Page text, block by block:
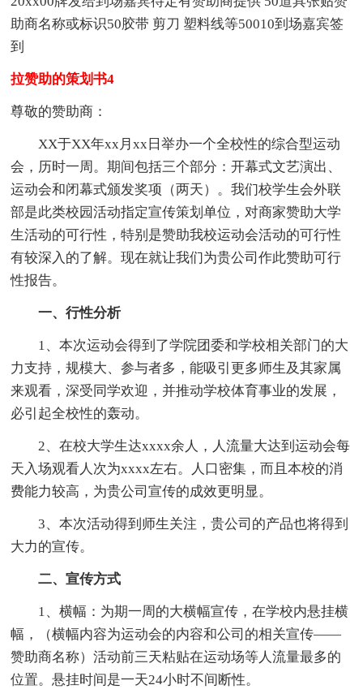
助商名称或标识50胶带 剪刀 塑料线等50010到场嘉宾签
到
拉赞助的策划书4
尊敬的赞助商：
XX于XX年xx月xx日举办一个全校性的综合型运动
会，历时一周。期间包括三个部分：开幕式文艺演出、
运动会和闭幕式颁发奖项（两天）。我们校学生会外联
部是此类校园活动指定宣传策划单位，对商家赞助大学
生活动的可行性，特别是赞助我校运动会活动的可行性
有较深入的了解。现在就让我们为贵公司作此赞助可行
性报告。
一、行性分析
1、本次运动会得到了学院团委和学校相关部门的大
力支持，规模大、参与者多，能吸引更多师生及其家属
来观看，深受同学欢迎，并推动学校体育事业的发展，
必引起全校性的轰动。
2、在校大学生达xxxx余人，人流量大达到运动会每
天入场观看人次为xxxx左右。人口密集，而且本校的消
费能力较高，为贵公司宣传的成效更明显。
3、本次活动得到师生关注，贵公司的产品也将得到
大力的宣传。
二、宣传方式
1、横幅：为期一周的大横幅宣传，在学校内悬挂横
幅，（横幅内容为运动会的内容和公司的相关宣传——
赞助商名称）活动前三天粘贴在运动场等人流量最多的
位置。悬挂时间是一天24小时不间断性。